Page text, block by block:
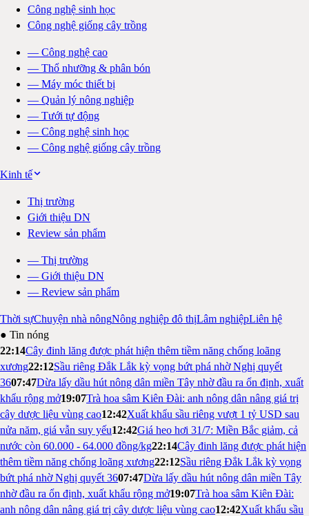
Công nghệ sinh học
Công nghệ giống cây trồng
— Công nghệ cao
— Thổ nhưỡng & phân bón
— Máy móc thiết bị
— Quản lý nông nghiệp
— Tưới tự động
— Công nghệ sinh học
— Công nghệ giống cây trồng
Kinh tế
Thị trường
Giới thiệu DN
Review sản phẩm
— Thị trường
— Giới thiệu DN
— Review sản phẩm
Thời sựChuyện nhà nôngNông nghiệp đô thịLâm nghiệpLiên hệ
● Tin nóng
22:14Cây đinh lăng được phát hiện thêm tiềm năng chống loãng
xương22:12Sầu riêng Đắk Lắk kỳ vọng bứt phá nhờ Nghị quyết
3607:47Dừa lấy dầu hút nông dân miền Tây nhờ đầu ra ổn định, xuất
khẩu rộng mở19:07Trà hoa sâm Kiên Đài: anh nông dân nâng giá trị
cây dược liệu vùng cao12:42Xuất khẩu sầu riêng vượt 1 tỷ USD sau
nửa năm, giá vẫn suy yếu12:42Giá heo hơi 31/7: Miền Bắc giảm, cả
nước còn 60.000 - 64.000 đồng/kg22:14Cây đinh lăng được phát hiện
thêm tiềm năng chống loãng xương22:12Sầu riêng Đắk Lắk kỳ vọng
bứt phá nhờ Nghị quyết 3607:47Dừa lấy dầu hút nông dân miền Tây
nhờ đầu ra ổn định, xuất khẩu rộng mở19:07Trà hoa sâm Kiên Đài:
anh nông dân nâng giá trị cây dược liệu vùng cao12:42Xuất khẩu sầu